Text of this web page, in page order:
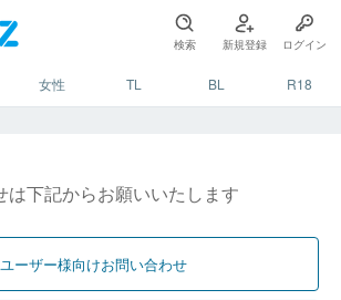
検索 新規登録 ログイン
女性 TL BL R18
は下記からお願いいたします
ユーザー様向けお問い合わせ